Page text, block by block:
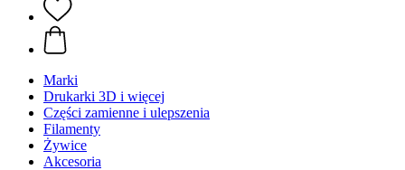
Marki
Drukarki 3D i więcej
Części zamienne i ulepszenia
Filamenty
Żywice
Akcesoria